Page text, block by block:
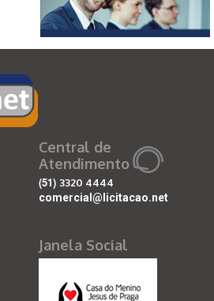
Central de
Atendimento
(51) 3320 4444
comercial@licitacao.net
Janela Social